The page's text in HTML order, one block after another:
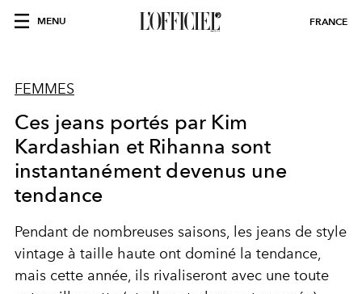
MENU FRANCE
FEMMES
Ces jeans portés par Kim
Kardashian et Rihanna sont
instantanément devenus une
tendance
Pendant de nombreuses saisons, les jeans de style
vintage à taille haute ont dominé la tendance,
mais cette année, ils rivaliseront avec une toute